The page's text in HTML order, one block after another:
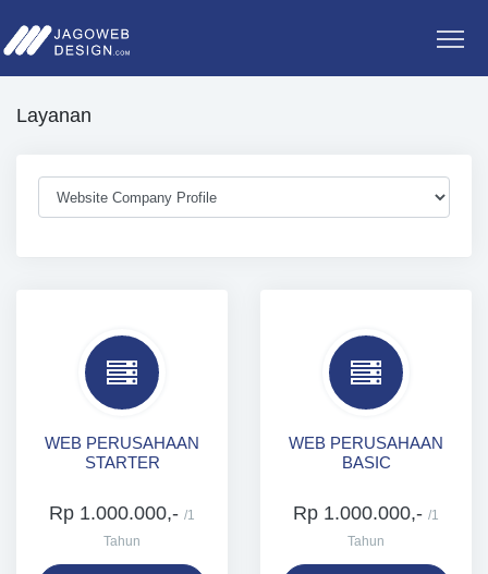
Layanan
WEB PERUSAHAAN
STARTER
Rp 1.000.000,- /1
Tahun
WEB PERUSAHAAN
BASIC
Rp 1.000.000,- /1
Tahun